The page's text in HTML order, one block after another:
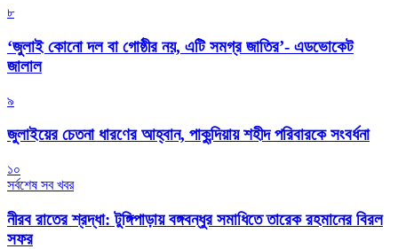
৮
‘জুলাই কোনো দল বা গোষ্ঠীর নয়, এটি সমগ্র জাতির’- এডভোকেট
জালাল
৯
জুলাইয়ের চেতনা ধারণের আহ্বান, পাকুন্দিয়ায় শহীদ পরিবারকে সংবর্ধনা
১০
সর্বশেষ সব খবর
নীরব রাতের শ্রদ্ধা: টুঙ্গিপাড়ায় বঙ্গবন্ধুর সমাধিতে তারেক রহমানের বিরল
সফর